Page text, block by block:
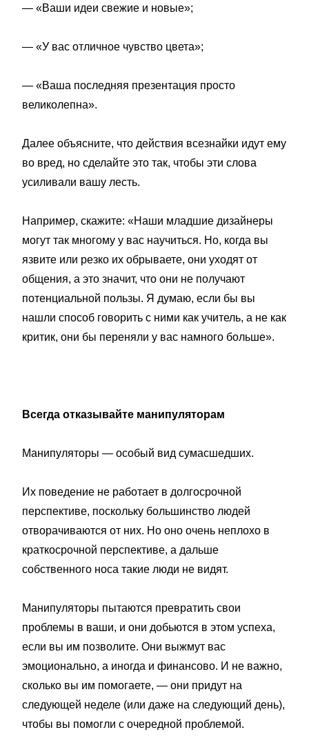
— «Ваши идеи свежие и новые»;
— «У вас отличное чувство цвета»;
— «Ваша последняя презентация просто
великолепна».
Далее объясните, что действия всезнайки идут ему
во вред, но сделайте это так, чтобы эти слова
усиливали вашу лесть.
Например, скажите: «Наши младшие дизайнеры
могут так многому у вас научиться. Но, когда вы
язвите или резко их обрываете, они уходят от
общения, а это значит, что они не получают
потенциальной пользы. Я думаю, если бы вы
нашли способ говорить с ними как учитель, а не как
критик, они бы переняли у вас намного больше».
Всегда отказывайте манипуляторам
Манипуляторы — особый вид сумасшедших.
Их поведение не работает в долгосрочной
перспективе, поскольку большинство людей
отворачиваются от них. Но оно очень неплохо в
краткосрочной перспективе, а дальше
собственного носа такие люди не видят.
Манипуляторы пытаются превратить свои
проблемы в ваши, и они добьются в этом успеха,
если вы им позволите. Они выжмут вас
эмоционально, а иногда и финансово. И не важно,
сколько вы им помогаете, — они придут на
следующей неделе (или даже на следующий день),
чтобы вы помогли с очередной проблемой.